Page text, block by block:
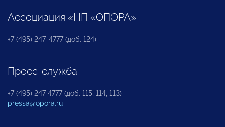
Ассоциация «НП «ОПОРА»
+7 (495) 247-4777 (доб. 124)
Пресс-служба
+7 (495) 247 4777 (доб. 115, 114, 113)
pressa@opora.ru